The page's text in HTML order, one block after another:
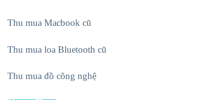
Thu mua Macbook cũ
Thu mua loa Bluetooth cũ
Thu mua đồ công nghệ